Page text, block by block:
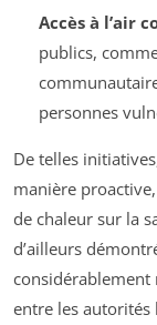
Accès à l’air
publics,
personnes
De telles
manière
de chaleur sur la
d’ailleurs
considérablement
entre les autorités